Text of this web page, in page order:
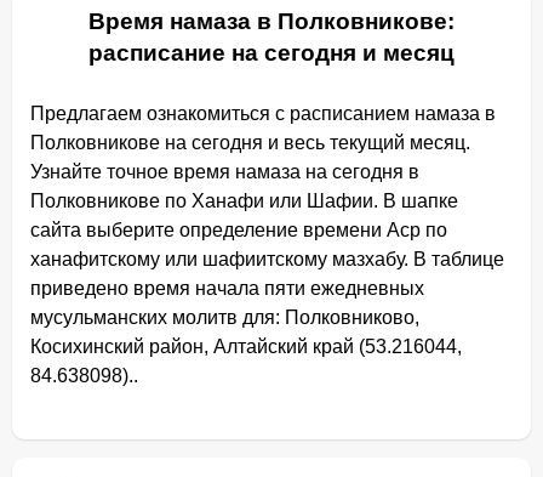
Время намаза в Полковникове:
расписание на сегодня и месяц
Предлагаем ознакомиться с расписанием намаза в
Полковникове на сегодня и весь текущий месяц.
Узнайте точное время намаза на сегодня в
Полковникове по Ханафи или Шафии. В шапке
сайта выберите определение времени Аср по
ханафитскому или шафиитскому мазхабу. В таблице
приведено время начала пяти ежедневных
мусульманских молитв для: Полковниково,
Косихинский район, Алтайский край (53.216044,
84.638098)..